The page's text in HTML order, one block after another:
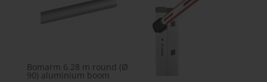
Bomarm 6.28 m round (Ø
90) aluminium boom